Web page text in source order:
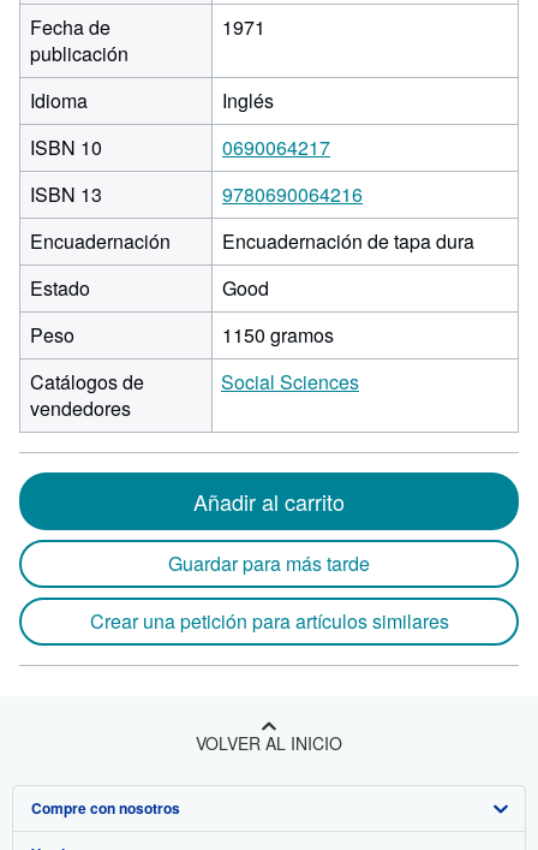
Fecha de
publicación
1971
Idioma
Inglés
ISBN 10
0690064217
ISBN 13
9780690064216
Encuadernación
Encuadernación de tapa dura
Estado
Good
Peso
1150 gramos
Catálogos de
vendedores
Social Sciences
Añadir al carrito
Guardar para más tarde
Crear una petición para artículos similares
VOLVER AL INICIO
Compre con nosotros